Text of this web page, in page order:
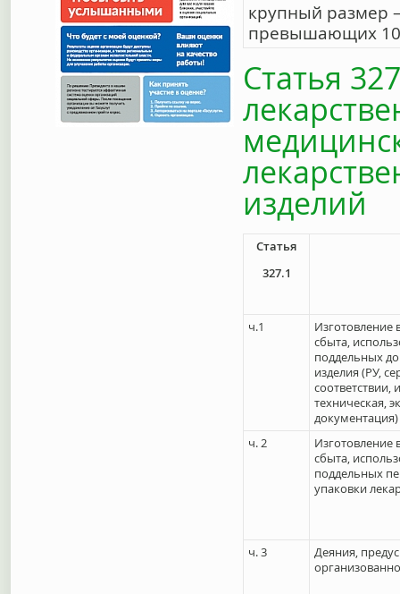
крупный размер
превышающих
Статья
изделий
Статья
327.1
ч.1
Изготовление
сбыта,
поддельных
изделия (РУ,
соответствии,
техническая,
документация)
ч. 2
Изготовление
сбыта,
поддельных
упаковки
ч. 3
Деяния,